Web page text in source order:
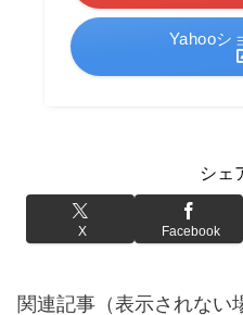
Yahooシ
シェ
X Facebook
関連記事（表示されない